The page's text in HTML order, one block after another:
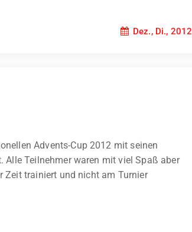
Dez., Di., 2012
Advents-Cup 2012 mit seinen
Alle Teilnehmer waren mit viel Spaß aber
Zeit trainiert und nicht am Turnier